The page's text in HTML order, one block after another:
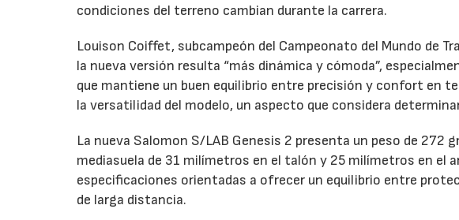
condiciones del terreno cambian durante la carrera.
Louison Coiffet, subcampeón del Campeonato del Mundo de
la nueva versión resulta “más dinámica y cómoda”,
que mantiene un buen equilibrio entre precisión y confort en
la versatilidad del modelo, un aspecto que considera
La nueva Salomon S/LAB Genesis 2 presenta un peso de 272
mediasuela de 31 milímetros en el talón y 25 milímetros en el
especificaciones orientadas a ofrecer un equilibrio entre
de larga distancia.